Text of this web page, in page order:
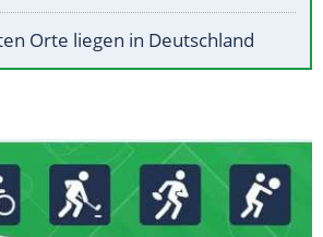
Orte liegen in Deutschland